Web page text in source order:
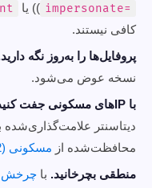
( impersonate= ) یا
کافی نیستند.
پروفایل‌ها را به‌روز نگه
نسخه عوض می‌شود.
با IPهای مسکونی جفت کنید.
دیتاسنتر علامت‌گذاری‌شده
محافظت‌شده از مسکونی (2 دلار/گیگ)
منطقی بچرخانید. با چرخش